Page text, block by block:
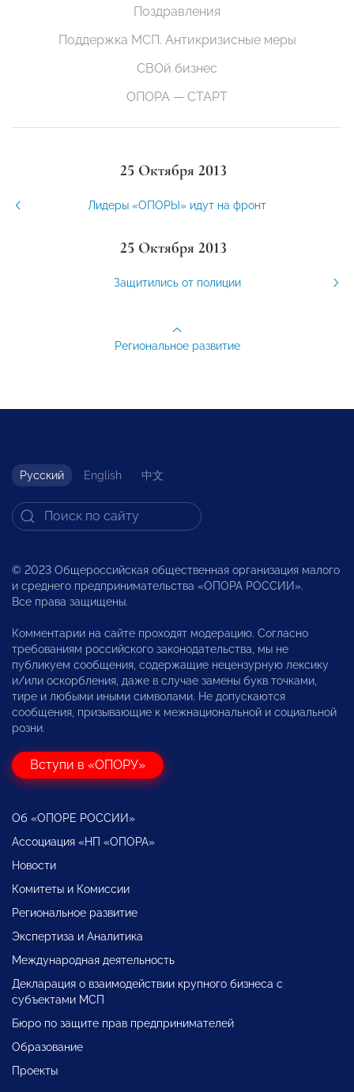
Поздравления
Поддержка МСП. Антикризисные меры
СВОй бизнес
ОПОРА — СТАРТ
25 Октября 2013
Лидеры «ОПОРЫ» идут на фронт
25 Октября 2013
Защитились от полиции
Региональное развитие
Русский English 中文
© 2023 Общероссийская общественная организация малого
и среднего предпринимательства «ОПОРА РОССИИ».
Все права защищены.
Комментарии на сайте проходят модерацию. Согласно
требованиям российского законодательства, мы не
публикуем сообщения, содержащие нецензурную лексику
и/или оскорбления, даже в случае замены букв точками,
тире и любыми иными символами. Не допускаются
сообщения, призывающие к межнациональной и социальной
розни.
Вступи в «ОПОРУ»
Об «ОПОРЕ РОССИИ»
Ассоциация «НП «ОПОРА»
Новости
Комитеты и Комиссии
Региональное развитие
Экспертиза и Аналитика
Международная деятельность
Декларация о взаимодействии крупного бизнеса с
субъектами МСП
Бюро по защите прав предпринимателей
Образование
Проекты